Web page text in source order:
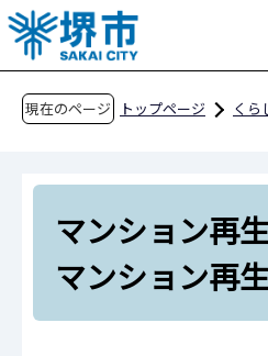
こ
の
ペ
現在のページ トップページ くら
マンション再生法に
マンション再
マンション再